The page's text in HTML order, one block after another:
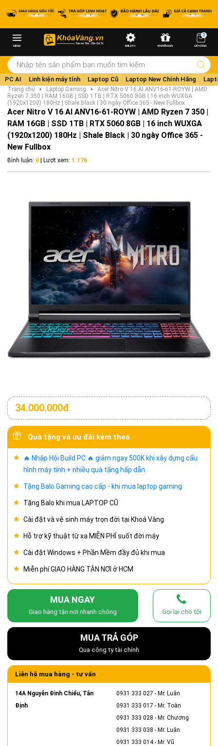
MENU BUILD PC KHUYẾN MÃI
0
GIỎ HÀNG
PC AI Linh kiện máy tính Laptop Cũ Laptop New Chính Hãng
Trang chủ Laptop Gaming
Acer Nitro V 16 AI ANV16-61-ROYW | AMD
Ryzen 7 350 | RAM 16GB | SSD 1TB | RTX 5060 8GB | 16 inch WUXGA
(1920x1200) 180Hz | Shale Black | 30 ngày Office 365 - New Fullbox
Acer Nitro V 16 AI ANV16-61-ROYW | AMD Ryzen 7 350 |
RAM 16GB | SSD 1TB | RTX 5060 8GB | 16 inch WUXGA
(1920x1200) 180Hz | Shale Black | 30 ngày Office 365 -
New Fullbox
Bình luận: 0 | Lượt xem: 1.176
34.000.000đ
Quà tặng và ưu đãi kèm theo
🔥 Nhập Hội Build PC 🔥 giảm ngay 500K khi xây dựng cấu
hình máy tính + nhiều quà tặng hấp dẫn
Tặng Balo Gaming cao cấp - khi mua laptop gaming
Tặng Balo khi mua LAPTOP CŨ
Cài đặt và vệ sinh máy trọn đời tại Khoá Vàng
Hỗ trợ kỹ thuật từ xa MIỄN PHÍ suốt đời máy
Cài đặt Windows + Phần Mềm đầy đủ khi mua
Miễn phí GIAO HÀNG TẬN NƠI ở HCM
MUA NGAY
Giao hàng tận nơi nhanh chóng Gọi lại cho tôi
MUA TRẢ GÓP
Qua công ty tài chính
Liên hệ mua hàng - tư vấn
14A Nguyễn Đình Chiểu, Tân
Định
0931 333 027 - Mr. Luân
0931 333 017 - Mr. Toàn
0931 333 028 - Mr. Chương
0931 333 038 - Mr. Luân
0931 333 014- Mr. Vũ